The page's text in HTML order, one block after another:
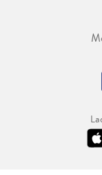
Widersprüchen, in
welche oft von
Widerstand
Systemzwängen
Buch zeigt sie, wie
Ulrike Ackermann: